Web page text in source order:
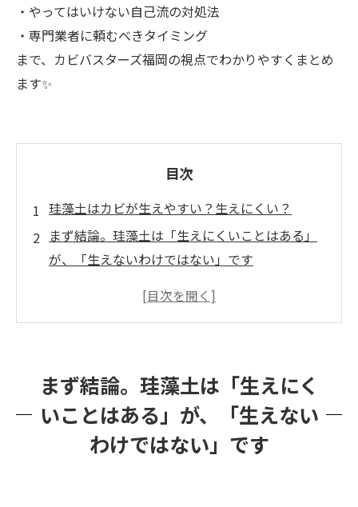
・やってはいけない自己流の対処法
・専門業者に頼むべきタイミング
まで、カビバスターズ福岡の視点でわかりやすくまとめ
ます✨
目次
珪藻土はカビが生えやすい？生えにくい？
まず結論。珪藻土は「生えにくいことはある」
が、「生えないわけではない」です
「珪藻土はカビに強い」と言われる理由
は止められません
「珪藻土なのにカビた」は珍しい話ではありま
まず結論。珪藻土は「生えにく
いことはある」が、「生えない
わけではない」です